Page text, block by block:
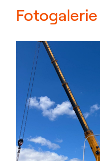
Fotogalerie